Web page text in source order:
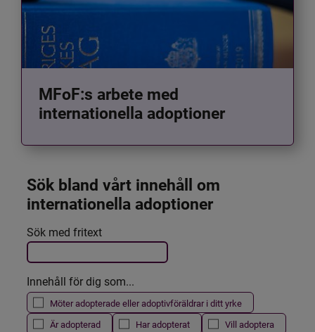
MFoF:s arbete med
internationella adoptioner
Sök bland vårt innehåll om
internationella adoptioner
Filtrera resultatet
Det här formuläret postas automatiskt
Sök med fritext
Innehåll för dig som...
Möter adopterade eller adoptivföräldrar i ditt yrke
Är adopterad
Har adopterat Vill adoptera